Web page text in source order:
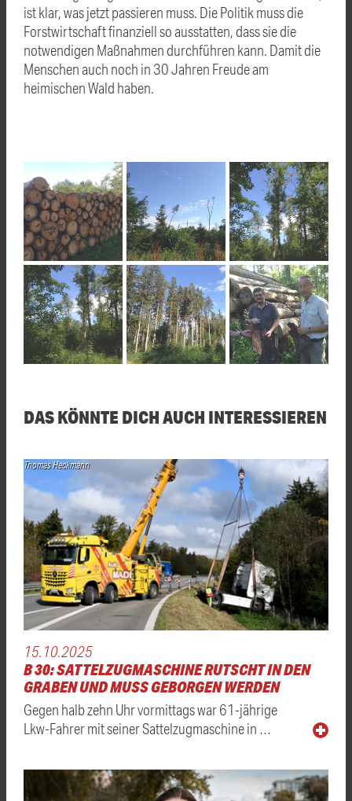
ist klar, was jetzt passieren muss. Die Politik muss die
Forstwirtschaft finanziell so ausstatten, dass sie die
notwendigen Maßnahmen durchführen kann. Damit die
Menschen auch noch in 30 Jahren Freude am
heimischen Wald haben.
DAS KÖNNTE DICH AUCH INTERESSIEREN
Thomas Heckmann
15.10.2025
B 30: SATTELZUGMASCHINE RUTSCHT IN DEN
GRABEN UND MUSS GEBORGEN WERDEN
Gegen halb zehn Uhr vormittags war 61-jährige
Lkw-Fahrer mit seiner Sattelzugmaschine in …